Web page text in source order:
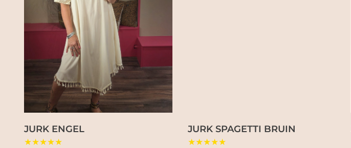
JURK ENGEL
★★★★★
JURK SPAGETTI BRUIN
★★★★★